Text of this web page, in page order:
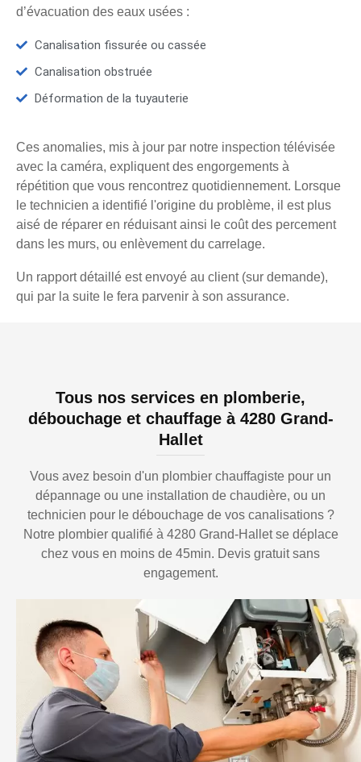
d’évacuation des eaux usées :
Canalisation fissurée ou cassée
Canalisation obstruée
Déformation de la tuyauterie
Ces anomalies, mis à jour par notre inspection télévisée
avec la caméra, expliquent des engorgements à
répétition que vous rencontrez quotidiennement. Lorsque
le technicien a identifié l'origine du problème, il est plus
aisé de réparer en réduisant ainsi le coût des percement
dans les murs, ou enlèvement du carrelage.
Un rapport détaillé est envoyé au client (sur demande),
qui par la suite le fera parvenir à son assurance.
Tous nos services en plomberie,
débouchage et chauffage à 4280 Grand-
Hallet
Vous avez besoin d'un plombier chauffagiste pour un
dépannage ou une installation de chaudière, ou un
technicien pour le débouchage de vos canalisations ?
Notre plombier qualifié à 4280 Grand-Hallet se déplace
chez vous en moins de 45min. Devis gratuit sans
engagement.